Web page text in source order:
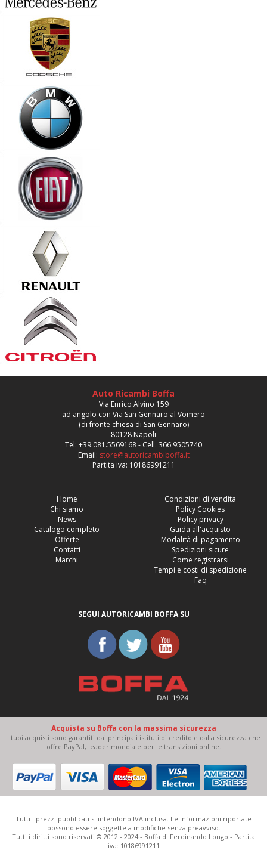
Auto Ricambi Boffa
Via Enrico Alvino 159
ad angolo con Via San Gennaro al Vomero
(di fronte chiesa di San Gennaro)
80128 Napoli
Tel: +39.081.5569168 - Cell. 366.9505740
Email: store@autoricambiboffa.it
Partita iva: 10186991211
Home
Chi siamo
News
Catalogo completo
Offerte
Contatti
Marchi
Condizioni di vendita
Policy Cookies
Policy privacy
Guida all'acquisto
Modalità di pagamento
Spedizioni sicure
Come registrarsi
Tempi e costi di spedizione
Faq
SEGUI AUTORICAMBI BOFFA SU
Acquista su Boffa con la massima sicurezza
I tuoi acquisti sono garantiti dai principali istituti di credito e dalla sicurezza che
offre PayPal, leader mondiale per le transizioni online.
Tutti i prezzi pubblicati si intendono IVA inclusa. Le informazioni riportate
possono essere soggette a modifiche senza preavviso.
Tutti i diritti sono riservati © 2012 - 2024 - Boffa di Ferdinando Longo - Partita
iva: 10186991211